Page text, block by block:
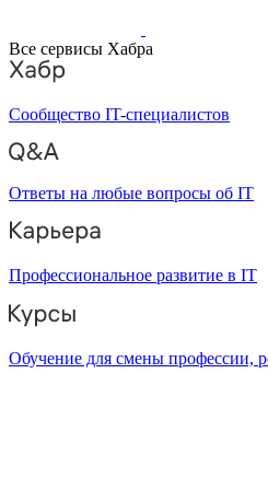
Все сервисы Хабра
Сообщество IT-специалистов
Ответы на любые вопросы об IT
Профессиональное развитие в IT
Обучение для смены профессии,